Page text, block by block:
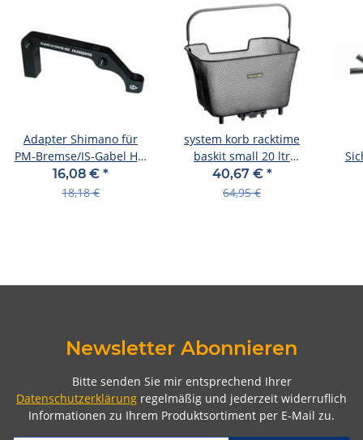
Adapter Shimano für
PM-Bremse/IS-Gabel HR,
für 180mm, für BR-M
985
16,08 € *
18,18 €
system korb racktime
baskit small 20 ltr
41x30x22cm, schwarz,
inkl. snapitadapter
40,67 € *
64,95 €
Newsletter Abonnieren
Bitte senden Sie mir entsprechend Ihrer
Datenschutzerklärung regelmäßig und jederzeit widerruflich
Informationen zu Ihrem Produktsortiment per E-Mail zu.